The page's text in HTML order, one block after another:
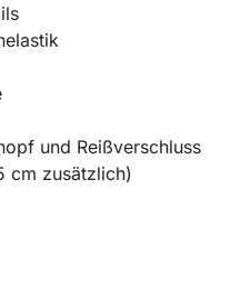
und Reißverschluss
cm zusätzlich)